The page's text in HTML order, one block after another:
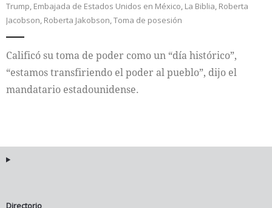
Trump, Embajada de Estados Unidos en México, La Biblia, Roberta
Jacobson, Roberta Jakobson,Toma de posesión
Calificó su toma de poder como un “día histórico”,
“estamos transfiriendo el poder al pueblo”, dijo el
mandatario estadounidense.
Directorio